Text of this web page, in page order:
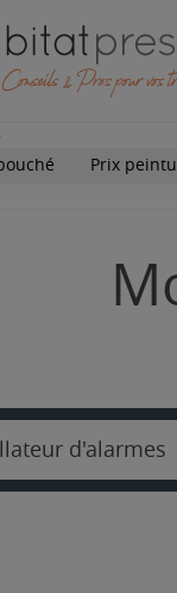
Prix
d'alarmes